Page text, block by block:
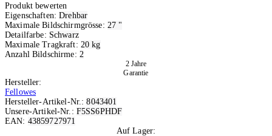
Produkt bewerten
Eigenschaften:Drehbar
Maximale Bildschirmgrösse: 27 "
Detailfarbe: Schwarz
Maximale Tragkraft: 20 kg
Anzahl Bildschirme: 2
2 Jahre
Garantie
Hersteller:
Fellowes
Hersteller-Artikel-Nr.:8043401
Unsere-Artikel-Nr.: F5SS6PHDF
EAN: 43859727971
Auf Lager: